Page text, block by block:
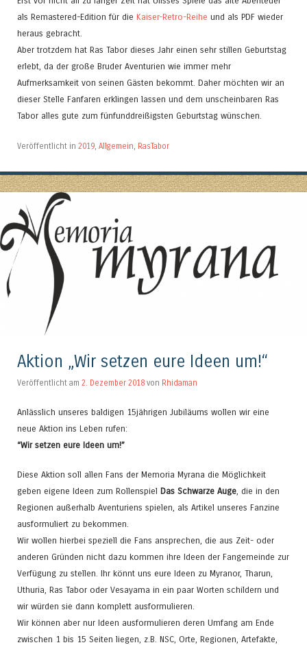
als Remastered-Edition für die Kaiser-Retro-Reihe und als PDF wieder
heraus gebracht.
Aber trotzdem hat Ras Tabor dieses Jahr einen sehr stillen Geburtstag
erlebt, da der große Bruder Aventurien wie immer mehr
Aufmerksamkeit von seinen Gästen bekommt. Daher möchten wir an
dieser Stelle Fanfaren erklingen lassen und dem unscheinbaren Ras
Tabor alles gute zum fünfunddreißigsten Geburtstag wünschen.
Veröffentlicht in 2019 Allgemein RasTabor
Aktion „Wir setzen eure Ideen um!“
Veröffentlicht am 2. Dezember 2018 von Rhidaman
Anlässlich unseres baldigen 15jährigen Jubiläums wollen wir eine
neue Aktion ins Leben rufen:
“Wir setzen eure Ideen um!”
Diese Aktion soll allen Fans der Memoria Myrana die Möglichkeit
geben eigene Ideen zum Rollenspiel Das Schwarze Auge , die in den
Regionen außerhalb Aventuriens spielen, als Artikel unseres Fanzine
ausformuliert zu bekommen.
Wir wollen hierbei speziell die Fans ansprechen, die aus Zeit- oder
anderen Gründen nicht dazu kommen ihre Ideen der Fangemeinde zur
Verfügung zu stellen. Ihr könnt uns eure Ideen zu Myranor, Tharun,
Uthuria, Ras Tabor oder Vesayama in ein paar Worten schildern und
wir würden sie dann komplett ausformulieren.
Wir können aber nur Ideen ausformulieren deren Umfang am Ende
zwischen 1 bis 15 Seiten liegen, z.B. NSC, Orte, Regionen, Artefakte,